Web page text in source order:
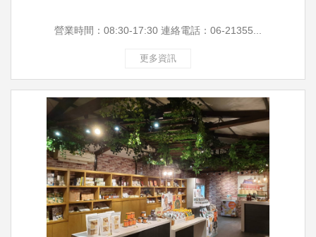
營業時間：08:30-17:30 連絡電話：06-21355...
更多資訊